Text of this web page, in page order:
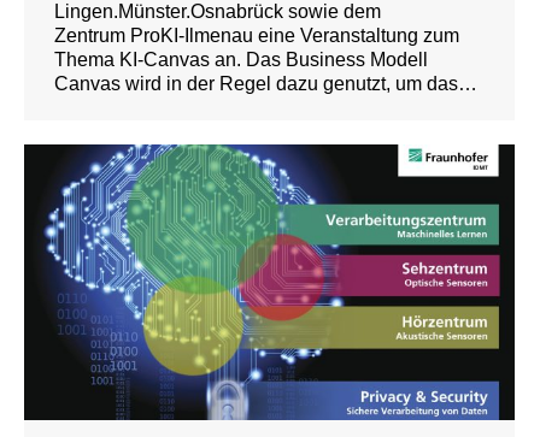
Lingen.Münster.Osnabrück sowie dem
Zentrum ProKI-Ilmenau eine Veranstaltung zum
Thema KI-Canvas an. Das Business Modell
Canvas wird in der Regel dazu genutzt, um das…